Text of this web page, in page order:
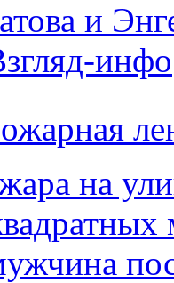
и
инфо
на